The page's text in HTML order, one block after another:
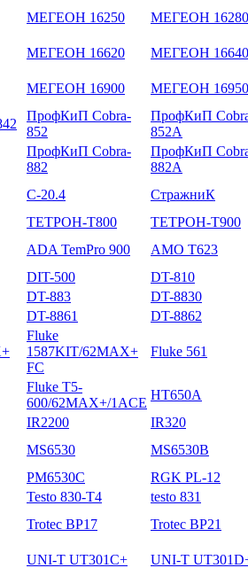
МЕГЕОН 16250 МЕГЕОН 16280
МЕГЕОН 16620 МЕГЕОН 16640
МЕГЕОН 16900 МЕГЕОН 16950
ПрофКиП Cobra-
852
ПрофКиП
852A
ПрофКиП Cobra-
882
ПрофКиП
882A
С-20.4 СтражниК
ТЕТРОН-Т800 ТЕТРОН-Т900
ADA TemPro 900 AMO T623
DIT-500 DT-810
DT-883 DT-8830
DT-8861 DT-8862
Fluke
1587KIT/62MAX+
FC
Fluke 561
Fluke T5-
600/62MAX+/1ACE
HT650A
IR2200 IR320
MS6530 MS6530B
PM6530C RGK PL-12
Testo 830-T4 testo 831
Trotec BP17 Trotec BP21
UNI-T UT301C+ UNI-T